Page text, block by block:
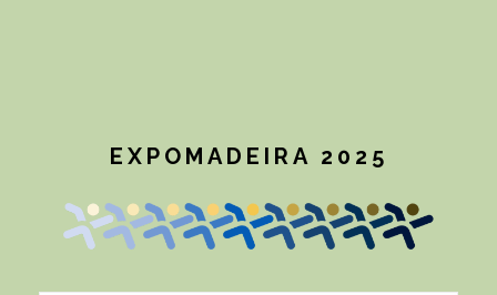
EXPOMADEIRA 2025